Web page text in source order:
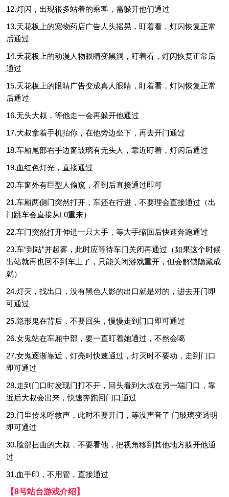
12.灯闪，出现很多站着的乘客，需躲开他们通过
13.天花板上的宠物药店广告人头摇晃，盯着看，灯闪恢复正常
后通过
14.天花板上的动漫人物眼睛变黑洞，盯着看，灯闪恢复正常后
通过
15.天花板上的眼睛广告变成真人眼睛，盯着看，灯闪恢复正常
后通过
16.无头大叔，等他走一会再躲开他通过
17.大叔拿着手机拍你，在他旁边坐下，再去开门通过
18.车厢尾部右手边窗玻璃有无头人，靠近盯着，灯闪后通过
19.血红色灯光，直接通过
20.车窗外有巨型人偷窥，看到后直接通过即可
21.车厢两侧门突然打开，车还在行进，不要理会直接通过（出
门跳车会直接从L0重来）
22.车门突然打开伸进一只大手，等大手缩回后快速奔跑通过
23.车“到站”并起雾，此时应等待车门关闭再通过（如果这个时候
出站就再也回不到车上了，只能关闭游戏重开，但会解锁隐藏成
就）
24.灯灭，找出口，没有黑色人影的出口就是对的，进去开门即
可通过
25.隐形鬼在背后，不要回头，慢慢走到门口即可通过
26.女鬼站在车厢中部，要一直盯着她通过，不然会噶
27.女鬼逐渐靠近，灯亮时快速通过，灯灭时不要动，走到门口
即可通过
28.走到门口时发现门打不开，回头看到大叔在另一端门口，靠
近后大叔会出来，快速奔跑回门口通过
29.门里传来呼救声，此时不要开门，等没声音了 门玻璃变透明
即可通过
30.脸部扭曲的大叔，不要看他，把视角移到其他地方躲开他通
过
31.血手印，不用管，直接通过
【8号站台游戏介绍】